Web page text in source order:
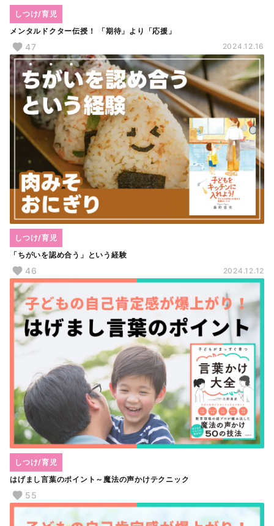
メンタルドクター伝授！ 「期待」より「応援」
しつけ/育児
47 2024.12.16
「ちがいを認め合う」という経験
しつけ/育児
46 2024.12.12
はげまし言葉のポイント～魔法の声かけテクニック
しつけ/育児
55